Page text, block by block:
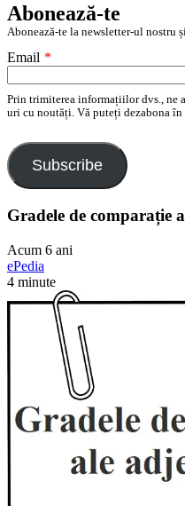
Abonează-te
Abonează-te la newsletter-ul nostru
Email *
Prin trimiterea informațiilor dvs., ne
uri cu noutăți. Vă puteți dezabona în
Subscribe
Gradele de comparație
Acum 6 ani
ePedia
4 minute